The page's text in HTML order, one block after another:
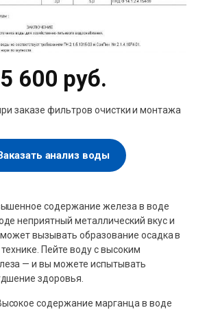
5 600 руб.
заказе фильтров очистки и монтажа
анализ воды
содержание железа в воде
неприятный металлический вкус и
вызывать образование осадка в
Пейте воду с высоким
— и вы можете испытывать
здоровья.
содержание марганца в воде